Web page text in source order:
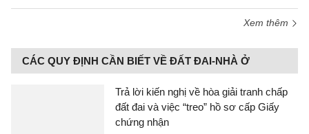
Xem thêm
CÁC QUY ĐỊNH CẦN BIẾT VỀ ĐẤT ĐAI-NHÀ Ở
Trả lời kiến nghị về hòa giải tranh chấp
đất đai và việc “treo” hồ sơ cấp Giấy
chứng nhận